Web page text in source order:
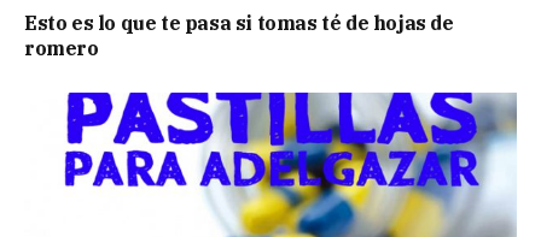
Esto es lo que te pasa si tomas té de hojas de
romero